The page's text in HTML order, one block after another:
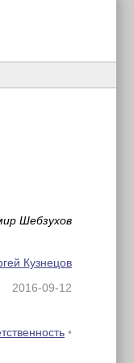
Шебзухов
Кузнецов
2016-09-12
•